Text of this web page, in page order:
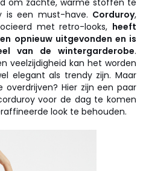
is een must-have. Corduroy,
met retro-looks, heeft
opnieuw uitgevonden en is
van de wintergarderobe.
veelzijdigheid kan het worden
elegant als trendy zijn. Maar
Hier zijn een paar
voor de dag te komen
look te behouden.